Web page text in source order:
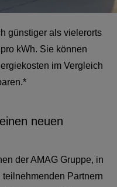
günstiger als vielerorts
kWh. Sie können
im Vergleich
neuen
der AMAG Gruppe, in
Partnern